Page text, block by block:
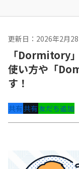
更新日：2026年2月
「Dormitory
使い方や「
す！
共有共有友だち追加